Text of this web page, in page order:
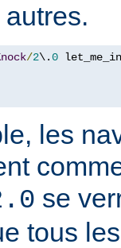
/2\.0
les
se
tous